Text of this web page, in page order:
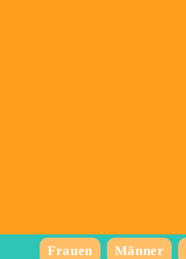
Frauen Männer